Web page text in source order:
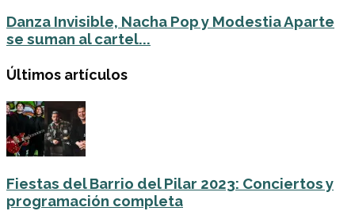
Danza Invisible, Nacha Pop y Modestia Aparte
se suman al cartel...
Últimos artículos
Fiestas del Barrio del Pilar 2023: Conciertos y
programación completa